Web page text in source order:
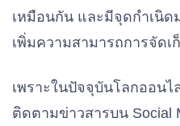
เหมือนกัน และมีจุดกำเนิด
เพิ่มความสามารถการจัด
เพราะในปัจจุบันโลกออน
ติดตามข่าวสารบน Social